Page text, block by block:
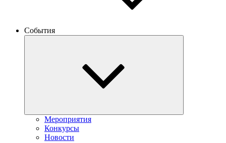
События
Мероприятия
Конкурсы
Новости